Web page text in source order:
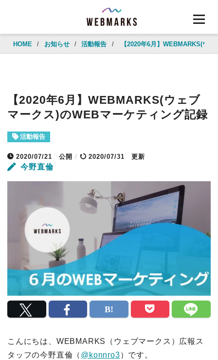
HOME / お知らせ / 活動報告 / 【2020年6月】WEBMARKS(ウ
【2020年6月】WEBMARKS(ウェブ
マークス)のWEBマーケティング記録
活動報告
2020/07/21 公開 / 2020/07/31 更新
今野直倫
こんにちは、WEBMARKS（ウェブマークス）広報ス
タッフの今野直倫（ @konnro3）です。